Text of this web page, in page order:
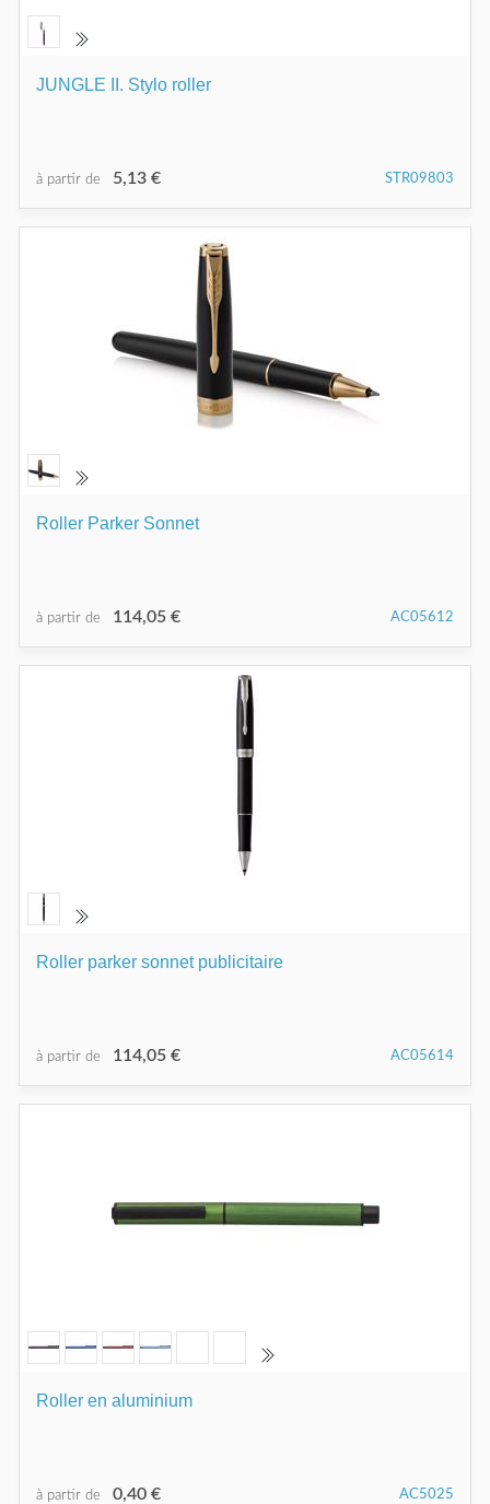
JUNGLE II. Stylo roller
à partir de 5,13 € STR09803
Roller Parker Sonnet
à partir de 114,05 € AC05612
Roller parker sonnet publicitaire
à partir de 114,05 € AC05614
Roller en aluminium
à partir de 0,40 € AC5025